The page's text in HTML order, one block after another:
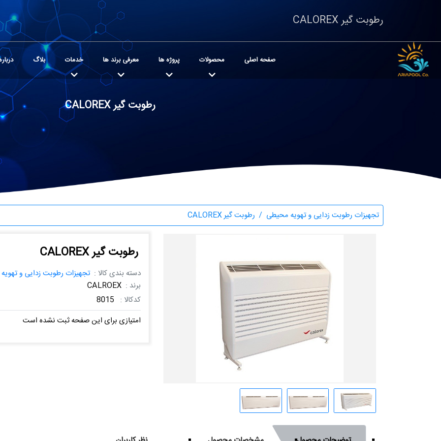
رطوبت گیر CALOREX
صفحه اصلی محصولات پروژه ها معرفی برند ها خدمات بلاگ
رطوبت گیر CALOREX
تجهیزات رطوبت زدایی و تهویه محیطی رطوبت گیر CALOREX
رطوبت گیر CALOREX
دسته بندی کالا : تجهیزات رطوبت زدایی و
برند : CALROEX
کدکالا : 8015
امتیازی برای این صفحه ثبت نشده است